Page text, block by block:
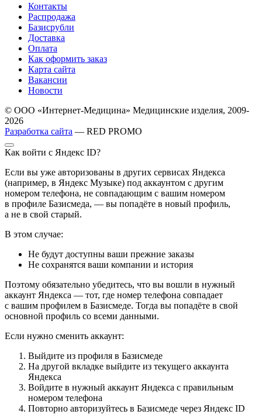
Контакты
Распродажа
Базисрубли
Доставка
Оплата
Как оформить заказ
Карта сайта
Вакансии
Новости
© ООО «Интернет-Медицина» Медицинские изделия, 2009-
2026
Разработка сайта — RED PROMO
Как войти с Яндекс ID?
Если вы уже авторизованы в других сервисах Яндекса
(например, в Яндекс Музыке) под аккаунтом с другим
номером телефона, не совпадающим с вашим номером
в профиле Базисмеда, — вы попадёте в новый профиль,
а не в свой старый.
В этом случае:
Не будут доступны ваши прежние заказы
Не сохранятся ваши компании и история
Поэтому обязательно убедитесь, что вы вошли в нужный
аккаунт Яндекса — тот, где номер телефона совпадает
с вашим профилем в Базисмеде. Тогда вы попадёте в свой
основной профиль со всеми данными.
Если нужно сменить аккаунт:
Выйдите из профиля в Базисмеде
На другой вкладке выйдите из текущего аккаунта
Яндекса
Войдите в нужный аккаунт Яндекса с правильным
номером телефона
Повторно авторизуйтесь в Базисмеде через Яндекс ID